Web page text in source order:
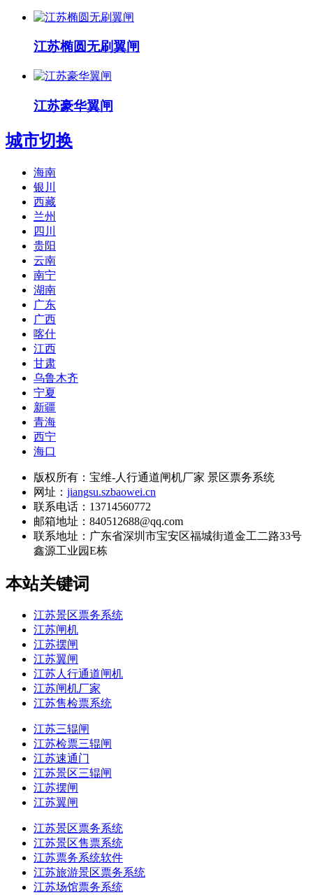
江苏椭圆无刷翼闸
江苏豪华翼闸
城市切换
海南
银川
西藏
兰州
四川
贵阳
云南
南宁
湖南
广东
广西
喀什
江西
甘肃
乌鲁木齐
宁夏
新疆
青海
西宁
海口
版权所有：宝维-人行通道闸机厂家 景区票务系统
网址： jiangsu.szbaowei.cn
联系电话：13714560772
邮箱地址：840512688@qq.com
联系地址： 广东省深圳市宝安区福城街道金工二路33号
鑫源工业园E栋
本站关键词
江苏景区票务系统
江苏闸机
江苏摆闸
江苏翼闸
江苏人行通道闸机
江苏闸机厂家
江苏售检票系统
江苏三辊闸
江苏检票三辊闸
江苏速通门
江苏景区三辊闸
江苏摆闸
江苏翼闸
江苏景区票务系统
江苏景区售票系统
江苏票务系统软件
江苏旅游景区票务系统
江苏场馆票务系统